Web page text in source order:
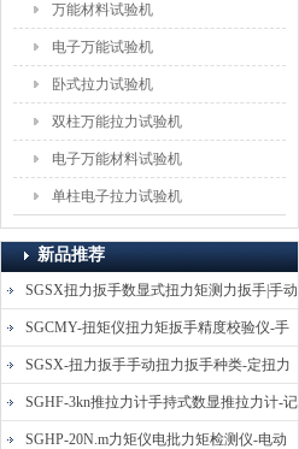
万能材料试验机
电子万能试验机
卧式拉力试验机
双柱万能拉力试验机
电子万能材料试验机
单柱电子拉力试验机
新品推荐
SGSX扭力扳手数显式扭力矩测力扳手|手动
定扭矩检测扳手
SGCMY-扭矩仪扭力矩扳手精度校验仪-手
动扳子扭矩校准仪
SGSX-扭力扳手手动扭力扳手种类-定扭力
矩检测扳手价格
SGHF-3kn推拉力计手持式数显推拉力计-记
忆数据拉压力测力计
SGHP-20N.m力矩仪电批力矩检测仪-电动